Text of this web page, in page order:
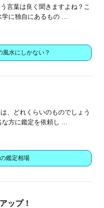
言葉は良く聞きますよね？こ
に独自にあるもの ...
水にしかない？
、どれくらいのものでしょう
方に鑑定を依頼し ...
鑑定相場
ップ！